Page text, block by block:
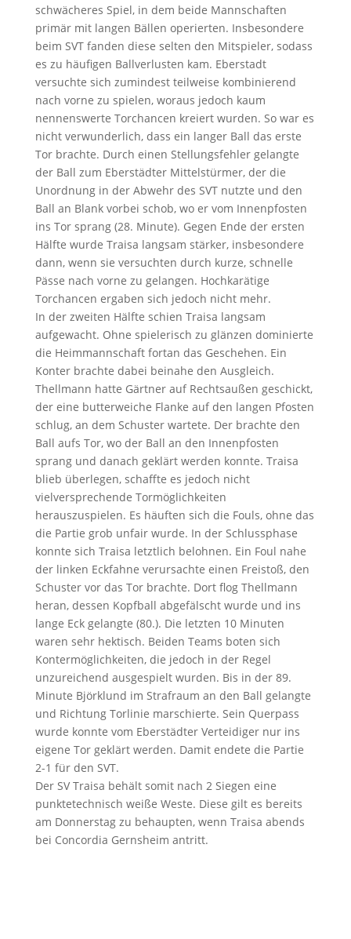
schwächeres Spiel, in dem beide Mannschaften
primär mit langen Bällen operierten. Insbesondere
beim SVT fanden diese selten den Mitspieler, sodass
es zu häufigen Ballverlusten kam. Eberstadt
versuchte sich zumindest teilweise kombinierend
nach vorne zu spielen, woraus jedoch kaum
nennenswerte Torchancen kreiert wurden. So war es
nicht verwunderlich, dass ein langer Ball das erste
Tor brachte. Durch einen Stellungsfehler gelangte
der Ball zum Eberstädter Mittelstürmer, der die
Unordnung in der Abwehr des SVT nutzte und den
Ball an Blank vorbei schob, wo er vom Innenpfosten
ins Tor sprang (28. Minute). Gegen Ende der ersten
Hälfte wurde Traisa langsam stärker, insbesondere
dann, wenn sie versuchten durch kurze, schnelle
Pässe nach vorne zu gelangen. Hochkarätige
Torchancen ergaben sich jedoch nicht mehr.
In der zweiten Hälfte schien Traisa langsam
aufgewacht. Ohne spielerisch zu glänzen dominierte
die Heimmannschaft fortan das Geschehen. Ein
Konter brachte dabei beinahe den Ausgleich.
Thellmann hatte Gärtner auf Rechtsaußen geschickt,
der eine butterweiche Flanke auf den langen Pfosten
schlug, an dem Schuster wartete. Der brachte den
Ball aufs Tor, wo der Ball an den Innenpfosten
sprang und danach geklärt werden konnte. Traisa
blieb überlegen, schaffte es jedoch nicht
vielversprechende Tormöglichkeiten
herauszuspielen. Es häuften sich die Fouls, ohne das
die Partie grob unfair wurde. In der Schlussphase
konnte sich Traisa letztlich belohnen. Ein Foul nahe
der linken Eckfahne verursachte einen Freistoß, den
Schuster vor das Tor brachte. Dort flog Thellmann
heran, dessen Kopfball abgefälscht wurde und ins
lange Eck gelangte (80.). Die letzten 10 Minuten
waren sehr hektisch. Beiden Teams boten sich
Kontermöglichkeiten, die jedoch in der Regel
unzureichend ausgespielt wurden. Bis in der 89.
Minute Björklund im Strafraum an den Ball gelangte
und Richtung Torlinie marschierte. Sein Querpass
wurde konnte vom Eberstädter Verteidiger nur ins
eigene Tor geklärt werden. Damit endete die Partie
2-1 für den SVT.
Der SV Traisa behält somit nach 2 Siegen eine
punktetechnisch weiße Weste. Diese gilt es bereits
am Donnerstag zu behaupten, wenn Traisa abends
bei Concordia Gernsheim antritt.